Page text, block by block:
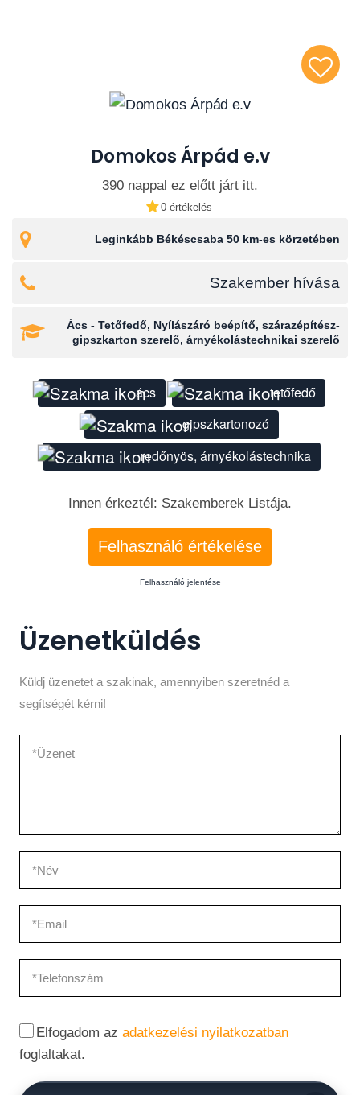
Domokos Árpád e.v
390 nappal ez előtt járt itt.
0 értékelés
Leginkább Békéscsaba 50 km-es körzetében
Szakember hívása
Ács - Tetőfedő, Nyílászáró beépítő, szárazépítész-
gipszkarton szerelő, árnyékolástechnikai szerelő
ács
tetőfedő
gipszkartonozó
redőnyös, árnyékolástechnika
Innen érkeztél: Szakemberek Listája.
Felhasználó értékelése
Felhasználó jelentése
Üzenetküldés
Küldj üzenetet a szakinak, amennyiben szeretnéd a
segítségét kérni!
Elfogadom az adatkezelési nyilatkozatban
foglaltakat.